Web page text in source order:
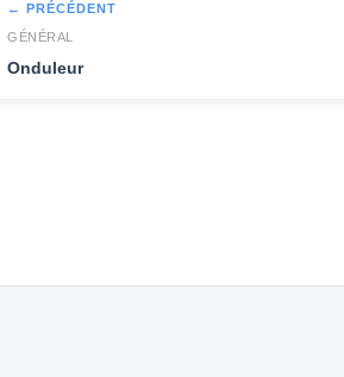
← PRÉCÉDENT
GÉNÉRAL
Onduleur